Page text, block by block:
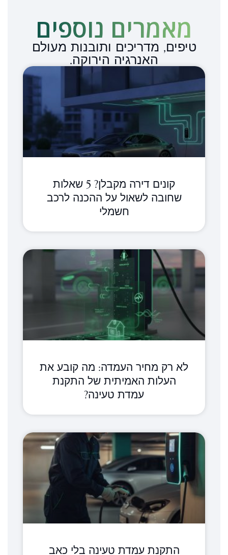
מאמרים נוספים​
טיפים, מדריכים ותובנות מעולם
האנרגיה הירוקה.
קונים דירה מקבלן? 5 שאלות
שחובה לשאול על ההכנה לרכב
חשמלי
לא רק מחיר העמדה: מה קובע את
העלות האמיתית של התקנת
עמדת טעינה?
התקנת עמדת טעינה בלי כאב